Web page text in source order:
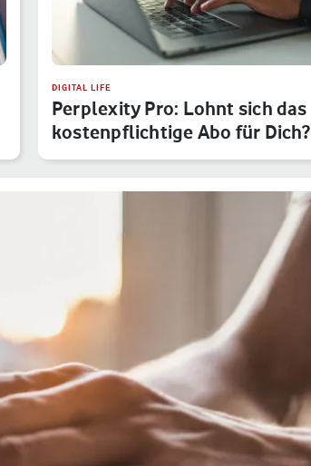
DIGITAL LIFE
Perplexity Pro: Lohnt sich das
kostenpflichtige Abo für Dich?